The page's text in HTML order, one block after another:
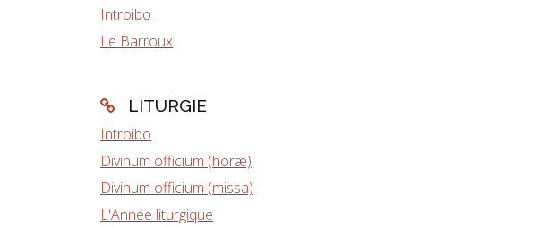
Introibo
Le Barroux
LITURGIE
Introibo
Divinum officium (horæ)
Divinum officium (missa)
L'Année liturgique